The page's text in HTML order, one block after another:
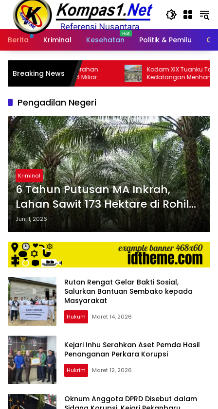
Langsung
konten
Berita
Kriminal Kesehatan Politik & Pemilu
Breaking News
Miliar
Kodam XIX Tuanku Tambusai Sambut
Kedatangan Menhan RI, Tinjau
Penguatan Yonif TP di Bengkalis dan
Pengadilan Negeri
Kriminal
6 Tahun Putusan MA Inkrah,
Lahan Sawit 173 Hektare di Rohil
Belum Dieksekusi
Juni 1, 2026
Rutan Rengat Gelar Bakti Sosial,
Salurkan Bantuan Sembako kepada
Masyarakat
Hukum Maret 14, 2026
Kejari Inhu Serahkan Aset Pemda Hasil
Penanganan Perkara Korupsi
Hukrim Maret 12, 2026
Oknum Anggota DPRD Disebut dalam